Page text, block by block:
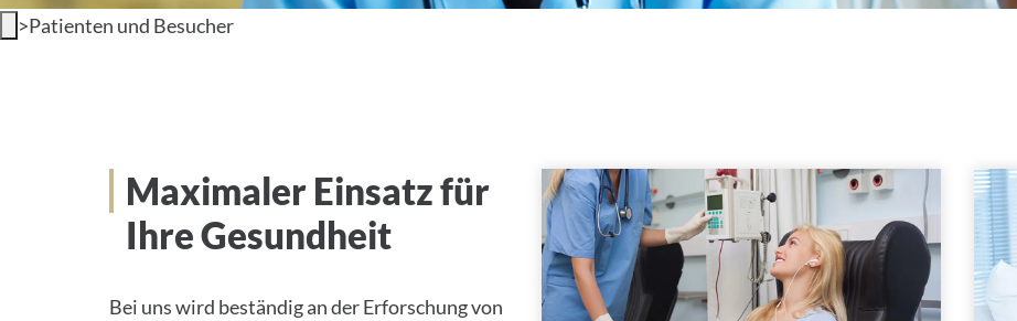
>Patienten und Besucher
Behandlung und Aufenthalt
Maximaler Einsatz für
Ihre Gesundheit
Bei uns wird beständig an der Erforschung von